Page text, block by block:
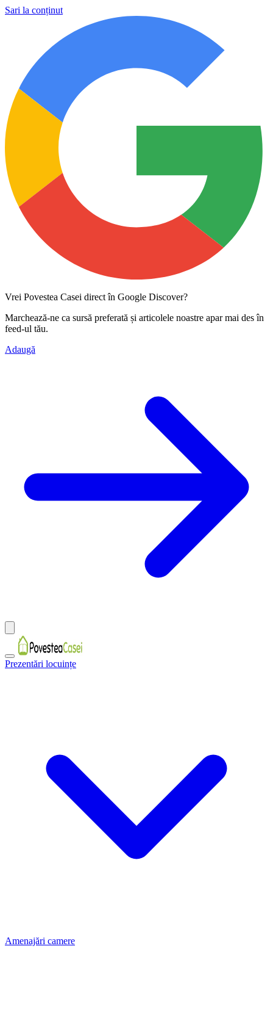
Sari la conținut
Vrei Povestea Casei direct în Google Discover?
Marchează-ne ca sursă preferată și articolele noastre apar mai des în
feed-ul tău.
Adaugă
Prezentări locuințe
Amenajări camere